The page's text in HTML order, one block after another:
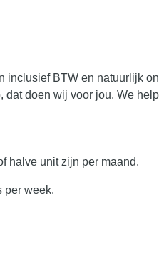
inclusief BTW en natuurlijk
dat doen wij voor jou. We
halve unit zijn per maand.
per week.